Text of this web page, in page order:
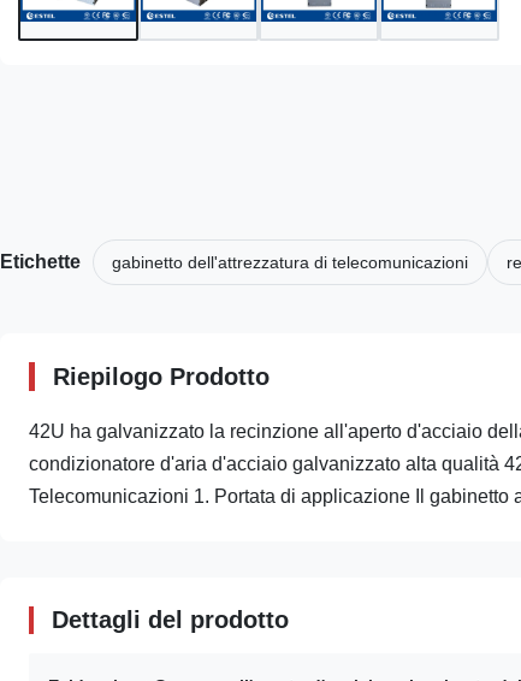
Etichette gabinetto dell'attrezzatura di telecomunicazioni
Riepilogo Prodotto
42U ha galvanizzato la recinzione all'aperto d'acciaio
condizionatore d'aria d'acciaio galvanizzato alta qualità
Telecomunicazioni 1. Portata di applicazione Il gabinetto
Dettagli del prodotto